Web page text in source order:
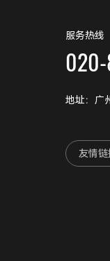
服务热线
020-
地址：广
友情链